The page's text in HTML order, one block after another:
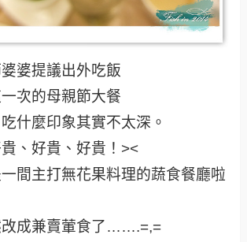
婆提議出外吃飯
次的母親節大餐
什麼印象其實不太深。
、好貴、好貴！><
間主打無花果料理的蔬食餐廳啦
改成兼賣葷食了…….=,=